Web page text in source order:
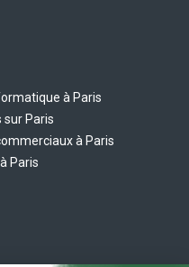
à Paris
sur Paris
à Paris
Paris